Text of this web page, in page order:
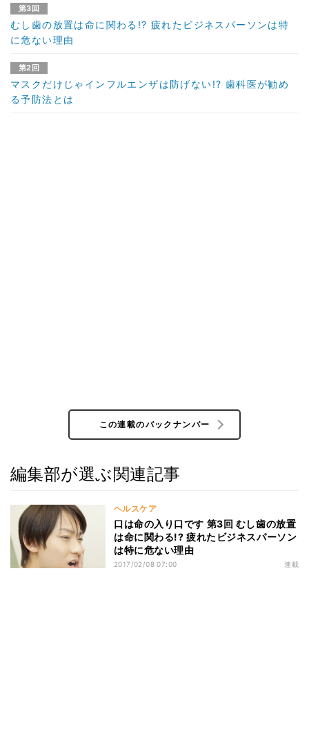
第3回
むし歯の放置は命に関わる!? 疲れたビジネスパーソンは特
に危ない理由
第2回
マスクだけじゃインフルエンザは防げない!? 歯科医が勧め
る予防法とは
この連載のバックナンバー
編集部が選ぶ関連記事
ヘルスケア
口は命の入り口です 第3回 むし歯の放置
は命に関わる!? 疲れたビジネスパーソン
は特に危ない理由
2017/02/08 07:00 連載